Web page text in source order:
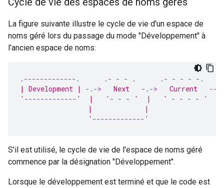
La figure suivante illustre le cycle de vie d'un espace de
noms géré lors du passage du mode "Développement" à
l'ancien espace de noms:
. ------------- . . - - - . . - - - - - .
| Development | - . ->
   Next
- . ->
   Current
---
' ------------- '  |   ' - - - '  |   ' - - - -
'
                 |             |
                 '
------------- '
S'il est utilisé, le cycle de vie de l'espace de noms géré
commence par la désignation "Développement".
Lorsque le développement est terminé et que le code est